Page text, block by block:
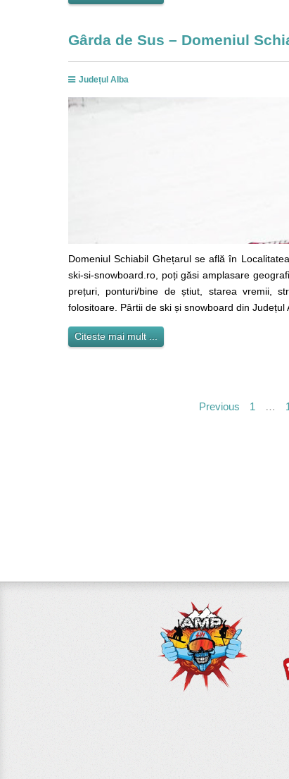
Gârda de Sus – Domeniul
Județul Alba
Domeniul Schiabil Ghețarul se află în
ski-si-snowboard.ro, poți găsi amplasare
prețuri, ponturi/bine de știut, starea vremii,
folositoare. Pârtii de ski și snowboard din
Citeste mai mult ...
Previous 1 …